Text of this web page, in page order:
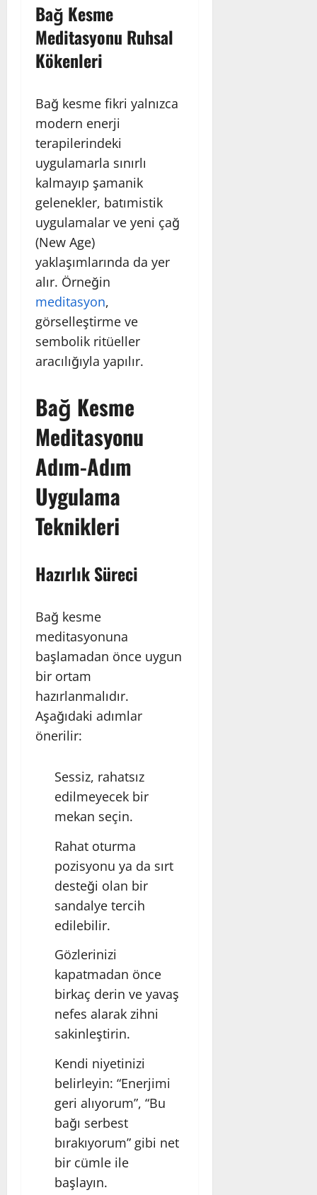
Bağ Kesme
Meditasyonu Ruhsal
Kökenleri
Bağ kesme fikri yalnızca
modern enerji
terapilerindeki
uygulamarla sınırlı
kalmayıp şamanik
gelenekler, batımistik
uygulamalar ve yeni çağ
(New Age)
yaklaşımlarında da yer
alır. Örneğin
meditasyon,
görselleştirme ve
sembolik ritüeller
aracılığıyla yapılır.
Bağ Kesme
Meditasyonu
Adım-Adım
Uygulama
Teknikleri
Hazırlık Süreci
Bağ kesme
meditasyonuna
başlamadan önce uygun
bir ortam
hazırlanmalıdır.
Aşağıdaki adımlar
önerilir:
Sessiz, rahatsız
edilmeyecek bir
mekan seçin.
Rahat oturma
pozisyonu ya da sırt
desteği olan bir
sandalye tercih
edilebilir.
Gözlerinizi
kapatmadan önce
birkaç derin ve yavaş
nefes alarak zihni
sakinleştirin.
Kendi niyetinizi
belirleyin: “Enerjimi
geri alıyorum”, “Bu
bağı serbest
bırakıyorum” gibi net
bir cümle ile
başlayın.